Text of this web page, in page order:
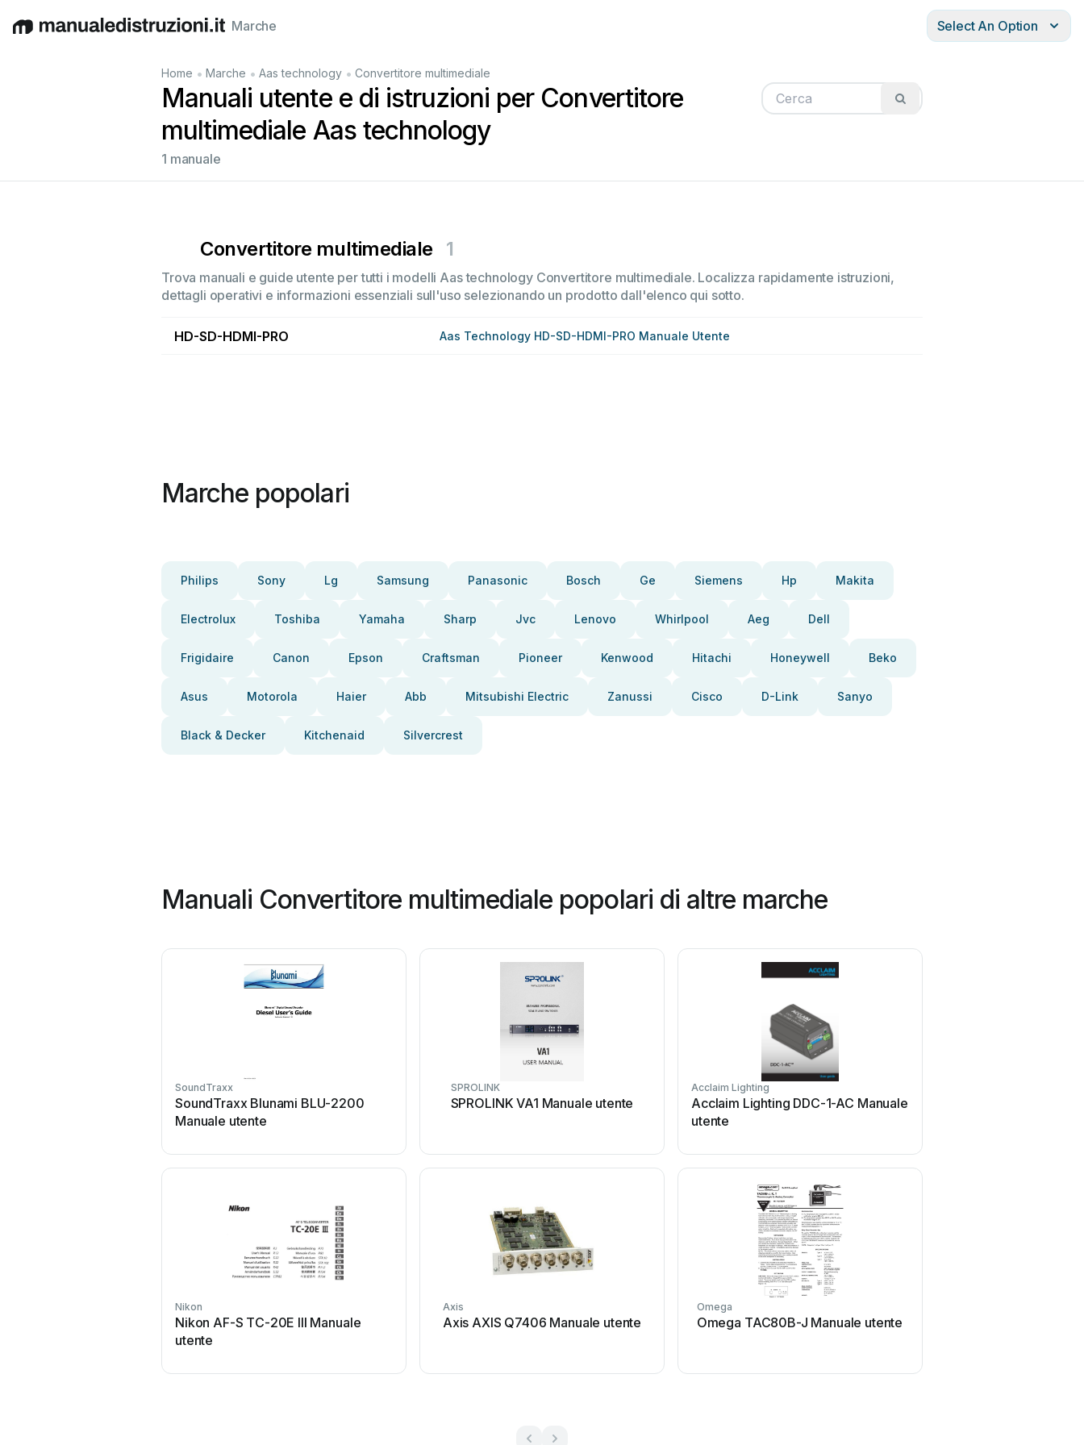
EnglishDeutschEspañol Italiano Français
Marche Select An Option
Home • Marche • Aas technology • Convertitore multimediale
Manuali utente e di istruzioni per Convertitore
multimediale Aas technology
1 manuale
Convertitore multimediale 1
Trova manuali e guide utente per tutti i modelli Aas technology Convertitore multimediale. Localizza rapidamente istruzioni,
dettagli operativi e informazioni essenziali sull'uso selezionando un prodotto dall'elenco qui sotto.
HD-SD-HDMI-PRO Aas Technology HD-SD-HDMI-PRO Manuale Utente
Marche popolari
Philips Sony Lg Samsung Panasonic Bosch Ge Siemens Hp Makita
Electrolux Toshiba Yamaha Sharp Jvc Lenovo Whirlpool Aeg Dell
Frigidaire Canon Epson Craftsman Pioneer Kenwood Hitachi Honeywell Beko
Asus Motorola Haier Abb Mitsubishi Electric Zanussi Cisco D-Link Sanyo
Black & Decker Kitchenaid Silvercrest
Manuali Convertitore multimediale popolari di altre marche
SoundTraxx
SoundTraxx Blunami BLU-2200
Manuale utente
SPROLINK
SPROLINK VA1 Manuale utente
Acclaim Lighting
Acclaim Lighting DDC-1-AC Manuale
utente
Nikon
Nikon AF-S TC-20E III Manuale
utente
Axis
Axis AXIS Q7406 Manuale utente
Omega
Omega TAC80B-J Manuale utente